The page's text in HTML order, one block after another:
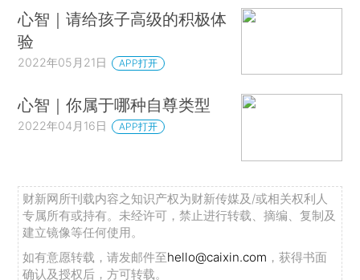
心智｜请给孩子高级的积极体
验
2022年05月21日 APP打开
心智｜你属于哪种自尊类型
2022年04月16日 APP打开
财新网所刊载内容之知识产权为财新传媒及/或相关权利人
专属所有或持有。未经许可，禁止进行转载、摘编、复制及
建立镜像等任何使用。
如有意愿转载，请发邮件至hello@caixin.com ，获得书面
确认及授权后，方可转载。